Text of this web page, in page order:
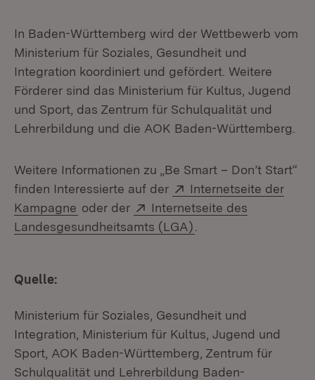
In Baden-Württemberg wird der Wettbewerb vom
Ministerium für Soziales, Gesundheit und
Integration koordiniert und gefördert. Weitere
Förderer sind das Ministerium für Kultus, Jugend
und Sport, das Zentrum für Schulqualität und
Lehrerbildung und die AOK Baden-Württemberg.
Weitere Informationen zu „Be Smart – Don’t Start“
finden Interessierte auf der
Extern:
Internetseite der
Kampagne (Öffnet in neuem Fenster)
oder der Extern:
Internetseite des
Landesgesundheitsamts (LGA)
Quelle:
Ministerium für Soziales, Gesundheit und
Integration, Ministerium für Kultus, Jugend und
Sport, AOK Baden-Württemberg, Zentrum für
Schulqualität und Lehrerbildung Baden-